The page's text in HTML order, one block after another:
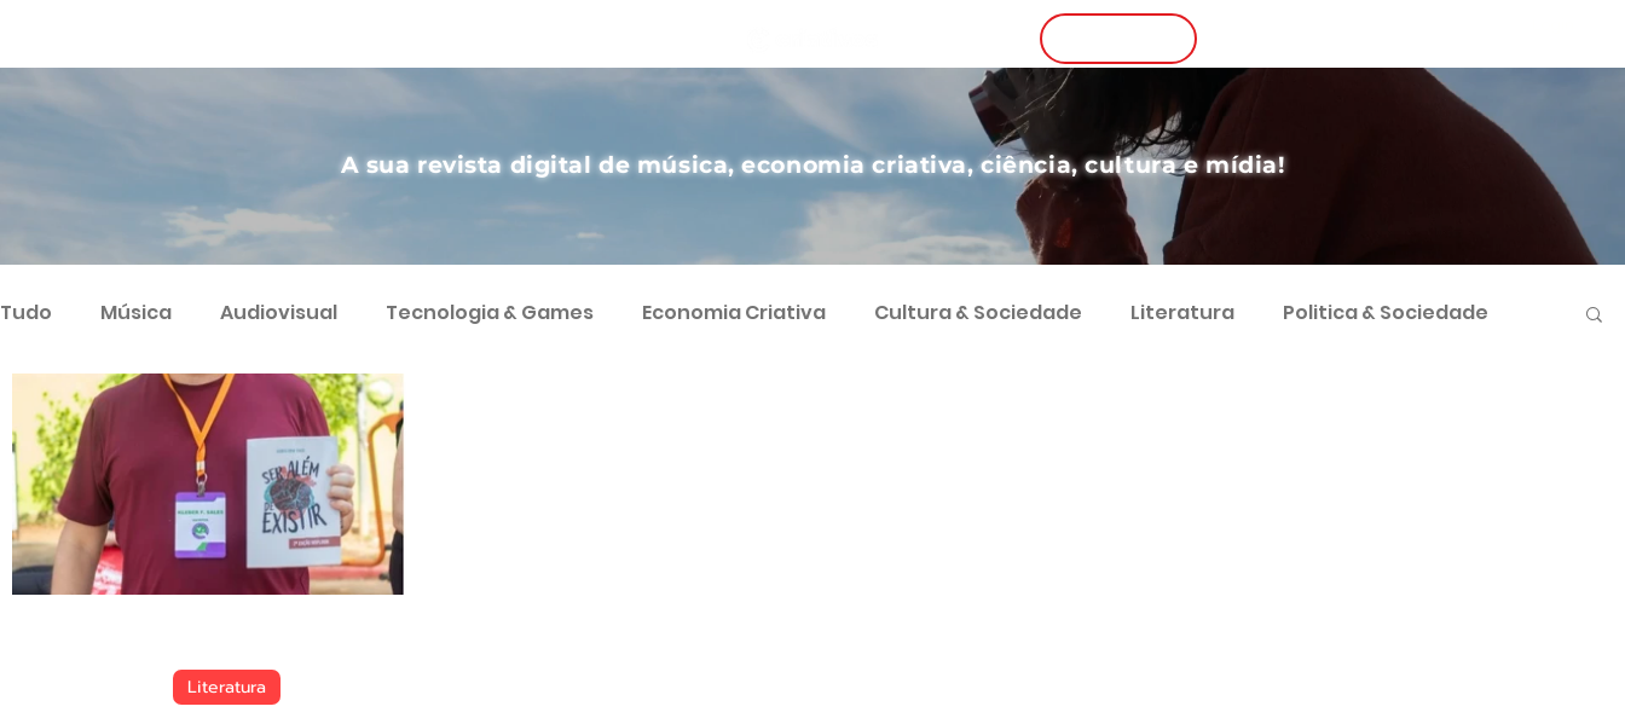
A sua revista digital de música, economia criativa, ciência, cultura e mídia!
Tudo Música Audiovisual Tecnologia & Games Economia Criativa Cultura & Sociedade Literatura Politica & Sociedade
Artes Agricultura Sustentável
Podcast Varietà Ciência
Aventura Comportamento
Literatura